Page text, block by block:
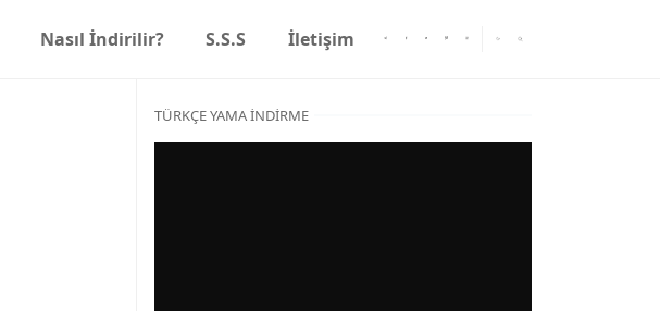
Nasıl İndirilir? S.S.S İletişim
TÜRKÇE YAMA İNDIRME